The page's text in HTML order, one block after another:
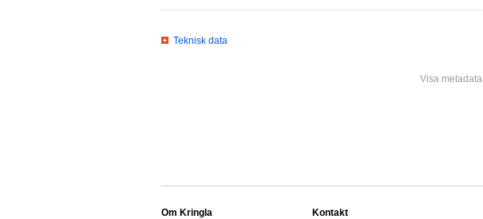
Teknisk data
Visa metadata
Om Kringla
Kontakt